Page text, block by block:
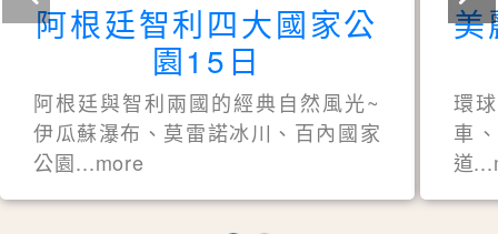
阿根廷智利四大國家公
園15日
阿根廷與智利兩國的經典自然風光~
伊瓜蘇瀑布、莫雷諾冰川、百內國家
公園...more
美
環
車
道